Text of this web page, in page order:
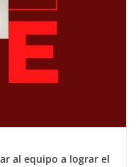
al equipo a lograr el